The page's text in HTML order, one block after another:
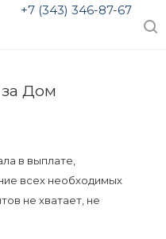
+7 (343) 346-87-67
за Дом
в выплате,
всех необходимых
не хватает, не